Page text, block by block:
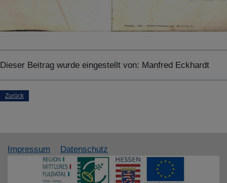
Dieser Beitrag wurde eingestellt von: Manfred Eckhardt
Zurück
Impressum Datenschutz
|